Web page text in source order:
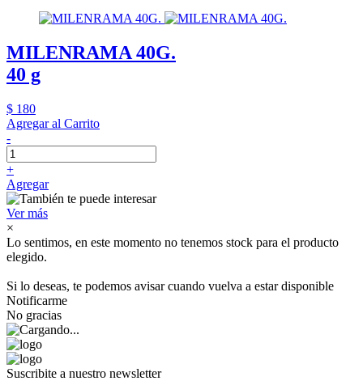
MILENRAMA 40G.
40 g
$ 180
Agregar al Carrito
-
+
Agregar
Ver más
×
Lo sentimos, en este momento no tenemos stock para el producto
elegido.
Si lo deseas, te podemos avisar cuando vuelva a estar disponible
Notificarme
No gracias
Suscribite a nuestro newsletter